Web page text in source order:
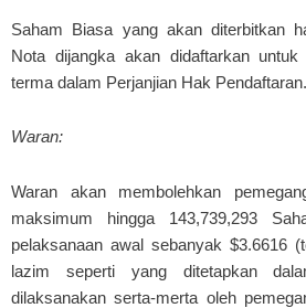
Saham Biasa yang akan diterbitkan
Nota dijangka akan didaftarkan
terma dalam Perjanjian Hak Pendaftaran.
Waran:
Waran akan membolehkan
maksimum hingga 143,739,293
pelaksanaan awal sebanyak $3.6616
lazim seperti yang ditetapkan
dilaksanakan serta-merta oleh